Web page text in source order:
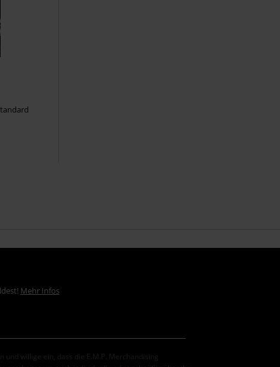
Mehr Infos
und willige ein, dass die E.M.P. Merchandising